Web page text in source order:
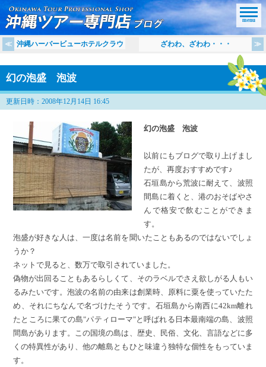
menu
沖縄ハーバービューホテルクラウ ざわわ、ざわわ・・・
幻の泡盛 泡波
更新日時：2008年12月14日 16:45
幻の泡盛 泡波
以前にもブログで取り上げまし
たが、再度おすすめです♪
石垣島から荒波に耐えて、波照
間島に着くと、港のおそばやさ
んで格安で飲むことができま
す。
泡盛が好きな人は、一度は名前を聞いたこともあるのではないでしょ
うか？
ネットで見ると、数万で取引されていました。
偽物が出回ることもあるらしくて、そのラベルでさえ欲しがる人もい
るみたいです。泡波の名前の由来は創業時、原料に粟を使っていたた
め、それにちなんで名づけたそうです。 石垣島から南西に42km離れ
たところに果ての島"パティローマ"と呼ばれる日本最南端の島、波照
間島があります。この国境の島は、歴史、民俗、文化、言語などに多
くの特異性があり、他の離島ともひと味違う独特な個性をもっていま
す。